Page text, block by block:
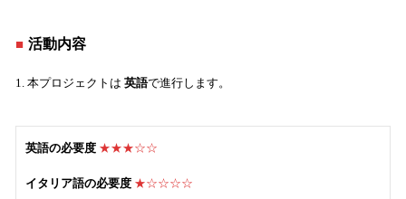
■ 活動内容
1. 本プロジェクトは 英語で進行します。
英語の必要度 ★★★☆☆
イタリア語の必要度 ★☆☆☆☆